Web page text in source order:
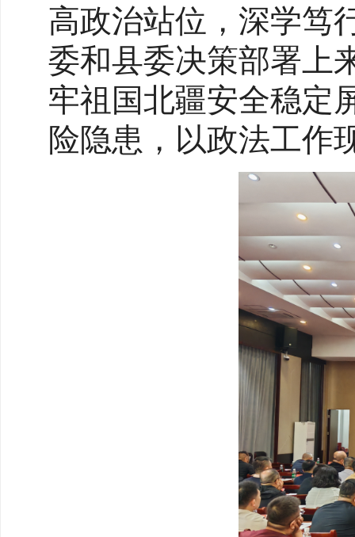
高政治站位，深学笃
委和县委决策部署上
牢祖国北疆安全稳定
险隐患，以政法工作